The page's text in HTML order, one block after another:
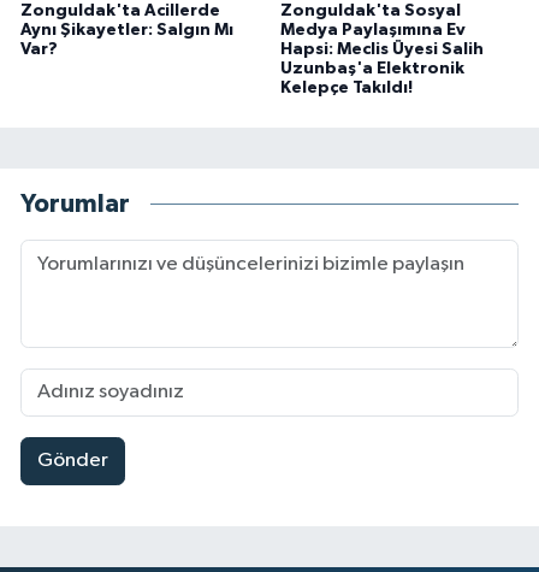
Zonguldak'ta Acillerde
Aynı Şikayetler: Salgın Mı
Var?
Zonguldak'ta Sosyal
Medya Paylaşımına Ev
Hapsi: Meclis Üyesi Salih
Uzunbaş'a Elektronik
Kelepçe Takıldı!
Yorumlar
Gönder